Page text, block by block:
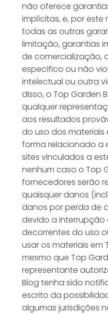
não oferece
implícitas, e, por este
todas as outras
limitação, garantias
de comercialização,
específico ou não
intelectual ou outra
disso, o Top Garden
qualquer
aos resultados
do uso dos materiais
forma relacionado a
sites vinculados a
nenhum caso o Top
fornecedores serão
quaisquer danos
danos por perda de
devido a interrupção
decorrentes do uso
usar os materiais em
mesmo que Top
representante
Blog tenha sido
escrito da
algumas jurisdições